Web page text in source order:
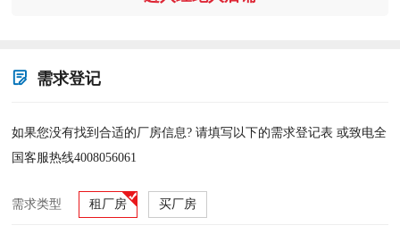
需求登记
如果您没有找到合适的厂房信息? 请填写以下的需求登记表 或致电全
国客服热线4008056061
需求类型 租厂房 买厂房